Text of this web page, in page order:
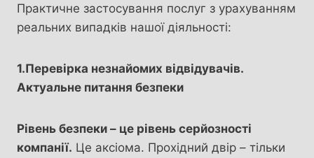
Практичне застосування послуг з урахуванням
реальних випадків нашої діяльності:
1.Перевірка незнайомих відвідувачів.
Актуальне питання безпеки
Рівень безпеки – це рівень серйозності
компанії. Це аксіома. Прохідний двір – тільки